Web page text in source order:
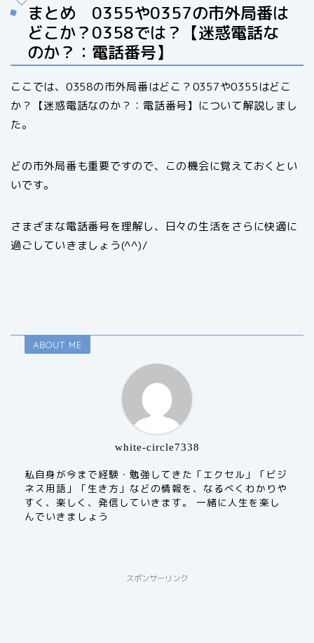
まとめ 0355や0357の市外局番は
どこか？0358では？【迷惑電話な
のか？：電話番号】
ここでは、0358の市外局番はどこ？0357や0355はどこ
か？【迷惑電話なのか？：電話番号】について解説しまし
た。
どの市外局番も重要ですので、この機会に覚えておくとい
いです。
さまざまな電話番号を理解し、日々の生活をさらに快適に
過ごしていきましょう(^^)/
ABOUT ME
white-circle7338
私自身が今まで経験・勉強してきた「エクセル」「ビジ
ネス用語」「生き方」などの情報を、なるべくわかりや
すく、楽しく、発信していきます。 一緒に人生を楽し
んでいきましょう
スポンサーリンク